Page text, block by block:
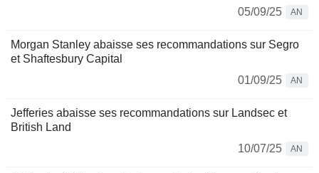
05/09/25
AN
Morgan Stanley abaisse ses recommandations sur Segro
et Shaftesbury Capital
01/09/25
AN
Jefferies abaisse ses recommandations sur Landsec et
British Land
10/07/25
AN